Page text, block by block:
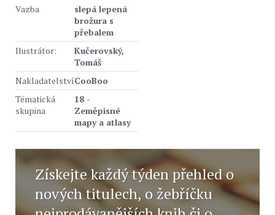
Vazba
slepá lepená
brožura s
přebalem
Ilustrátor:
Kučerovský,
Tomáš
NakladatelstvíCooBoo
Tématická
skupina
18 -
Zeměpisné
mapy a atlasy
Získejte každý týden přehled o
nových titulech, o žebříčku